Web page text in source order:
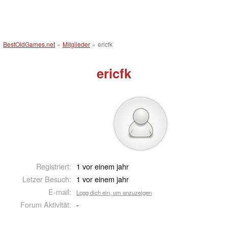
BestOldGames.net » Mitglieder » ericfk
ericfk
Registriert: 1 vor einem jahr
Letzer Besuch: 1 vor einem jahr
E-mail:
Logg dich ein, um anzuzeigen
Forum Aktivität: -